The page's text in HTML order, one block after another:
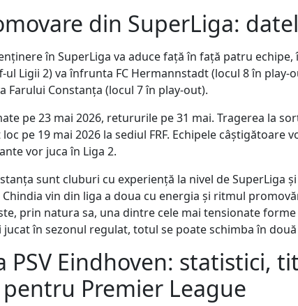
din SuperLiga:
în SuperLiga va aduce față în față patru echipe,
Ligii 2) va înfrunta FC Hermannstadt (locul 8 în play-
Farului Constanța (locul 7 în play-out).
pe 23 mai 2026, retururile pe 31 mai. Tragerea la
pe 19 mai 2026 la sediul FRF. Echipele câștigătoare
vor juca în Liga 2.
sunt cluburi cu experiență la nivel de SuperLiga
vin din liga a doua cu energia și ritmul
prin natura sa, una dintre cele mai tensionate
în sezonul regulat, totul se poate schimba în
PSV Eindhoven: statistici,
Premier League